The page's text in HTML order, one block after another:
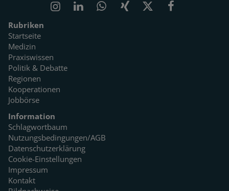
Rubriken
Startseite
Medizin
Praxiswissen
Politik & Debatte
Regionen
Kooperationen
Jobbörse
Information
Schlagwortbaum
Nutzungsbedingungen/AGB
Datenschutzerklärung
Cookie-Einstellungen
Impressum
Kontakt